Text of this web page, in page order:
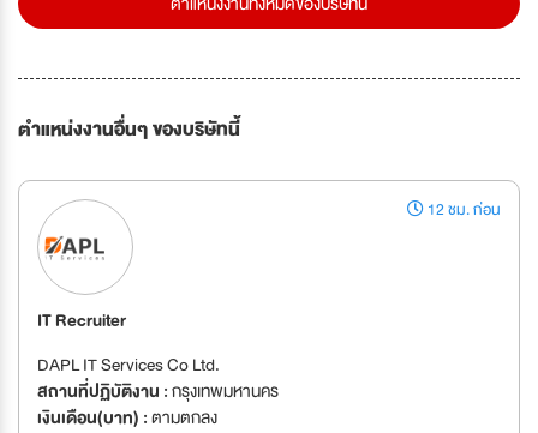
ตำแหน่งงานอื่นๆ ของบริษัทนี้
12 ชม. ก่อน
IT Recruiter
DAPL IT Services Co Ltd.
สถานที่ปฏิบัติงาน :กรุงเทพมหานคร
เงินเดือน(บาท) :ตามตกลง